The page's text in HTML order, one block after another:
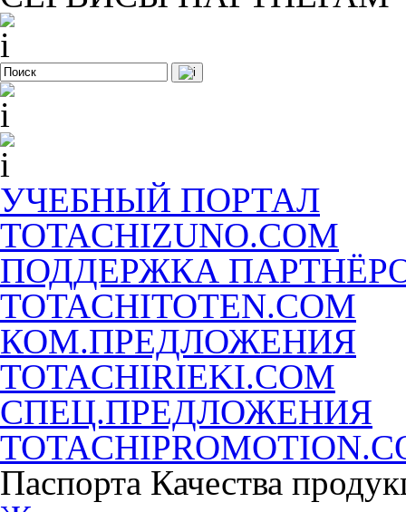
УЧЕБНЫЙ ПОРТАЛ
TOTACHIZUNO.COM
ПОДДЕРЖКА
TOTACHITOTEN.COM
КОМ.ПРЕДЛОЖЕНИЯ
TOTACHIRIEKI.COM
СПЕЦ.ПРЕДЛОЖЕНИЯ
Паспорта Качества